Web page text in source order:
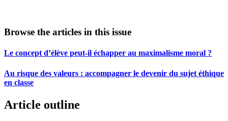
Browse the articles in this issue
Le concept d’élève peut-il échapper au maximalisme moral ?
Au risque des valeurs : accompagner le devenir du sujet éthique
en classe
Article outline